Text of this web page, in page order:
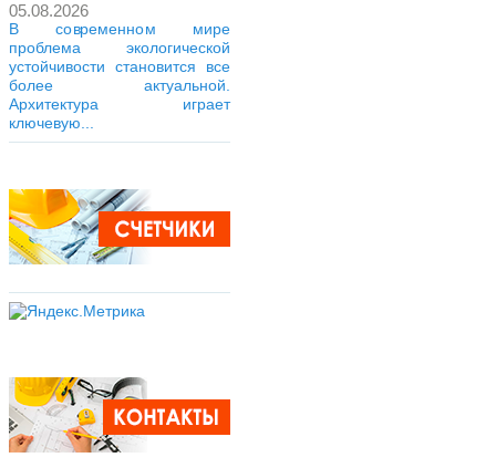
05.08.2026
В современном мире
проблема экологической
устойчивости становится все
более актуальной.
Архитектура играет
ключевую...